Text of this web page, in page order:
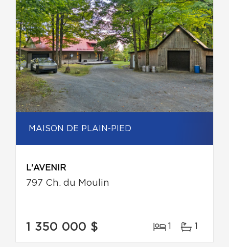
MAISON DE PLAIN-PIED
L'AVENIR
797 Ch. du Moulin
1 350 000 $ 1 1